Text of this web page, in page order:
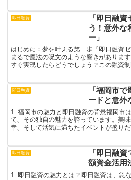
即日融資
「即日融
う！意外な
ー」
はじめに：夢を叶える第一歩「即日融資
まるで魔法の呪文のような響きがありま
すぐ実現したらどうでしょう？この融資
即日融資
「福岡市
ードと意外
1. 福岡市の魅力と即日融資の背景福岡市
て、その独自の魅力を誇っています。美
幸、そして活気に満ちたイベントが盛り
即日融資
「即日融
額資金活用
1. 即日融資の魅力とは？即日融資は、急